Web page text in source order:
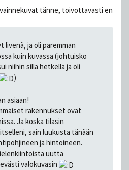
tänne, toivottavasti en
livenä, ja oli paremman
kuin kuvassa (johtuisko
niihin sillä hetkellä ja oli
)
asiaan!
rakennukset ovat
Ja koska tilasin
sain luukusta tänään
ja hintoineen.
uutta
valokuvasin